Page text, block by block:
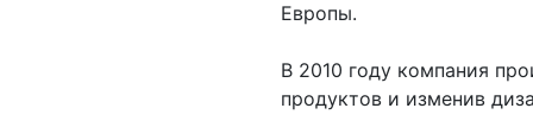
Европы.
В 2010 году компания
продуктов и изменив